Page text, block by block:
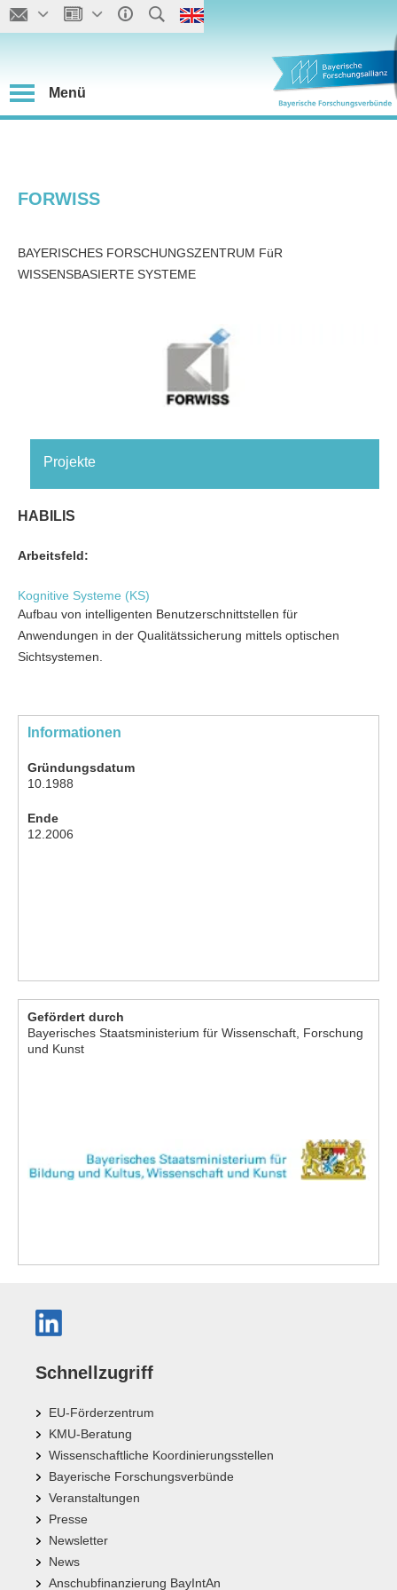
Menü
FORWISS
BAYERISCHES FORSCHUNGSZENTRUM FüR
WISSENSBASIERTE SYSTEME
Projekte
HABILIS
Arbeitsfeld:
Kognitive Systeme (KS)
Aufbau von intelligenten Benutzerschnittstellen für
Anwendungen in der Qualitätssicherung mittels optischen
Sichtsystemen.
Informationen
Gründungsdatum
10.1988
Ende
12.2006
Gefördert durch
Bayerisches Staatsministerium für Wissenschaft, Forschung
und Kunst
Schnellzugriff
EU-Förderzentrum
KMU-Beratung
Wissenschaftliche Koordinierungsstellen
Bayerische Forschungsverbünde
Veranstaltungen
Presse
Newsletter
News
Anschubfinanzierung BayIntAn